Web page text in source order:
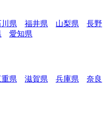
県 福井県 山梨県
長野
愛知県
重県 滋賀県 兵庫県
奈良